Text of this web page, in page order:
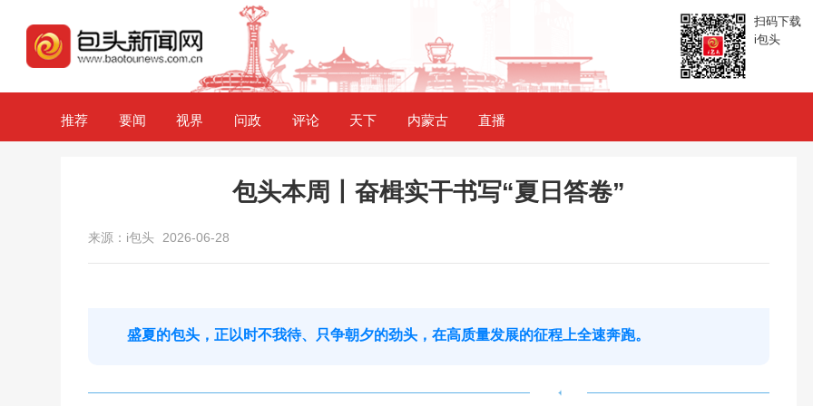
扫码下载
i包头
推荐 要闻 视界 问政 评论 天下 内蒙古 直播
包头本周丨奋楫实干书写“夏日答卷”
来源：i包头 2026-06-28
盛夏的包头，正以时不我待、只争朝夕的劲头，在高质量发展的征程上全速奔跑。